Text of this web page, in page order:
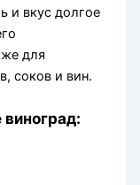
и вкус долгое
для
соков и вин.